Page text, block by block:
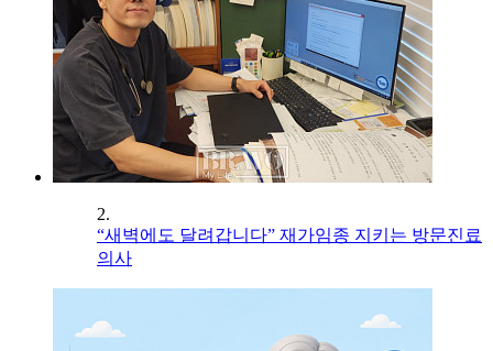
2.
“새벽에도 달려갑니다” 재가임종 지키는 방문진료
의사